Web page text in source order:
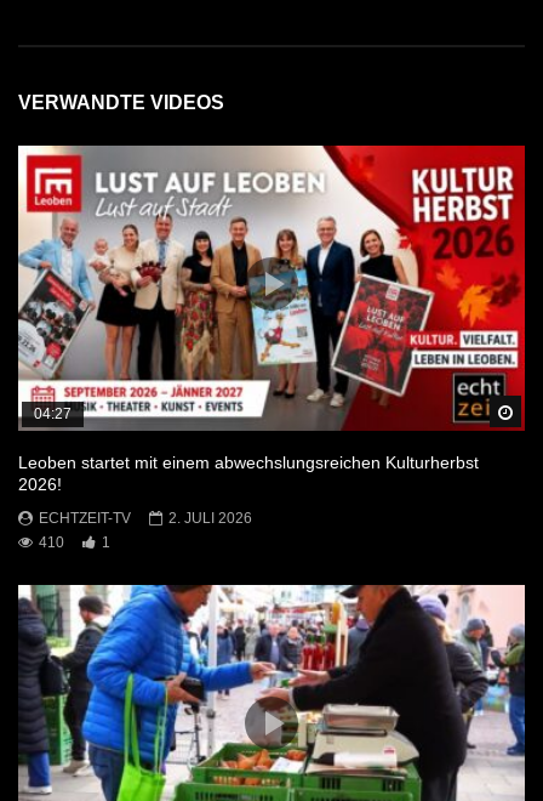
VERWANDTE VIDEOS
04:27
Leoben startet mit einem abwechslungsreichen Kulturherbst
2026!
ECHTZEIT-TV
2. JULI 2026
410
1